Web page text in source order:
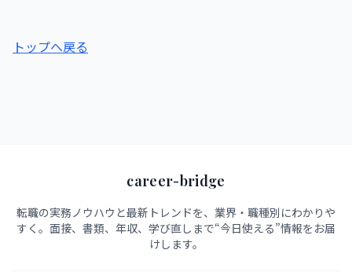
トップへ戻る
career-bridge
転職の実務ノウハウと最新トレンドを、業界・職種別にわかりや
すく。面接、書類、年収、学び直しまで“今日使える”情報をお届
けします。